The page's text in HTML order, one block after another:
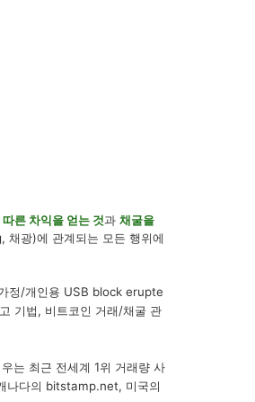
른 차익을 얻는 것과 채굴을
채광)에 관계되는 모든 행위에
정/개인용 USB block erupte
기법, 비트코인 거래/채굴 관
는 최근 전세계 1위 거래량 사
나다의 bitstamp.net, 미국의